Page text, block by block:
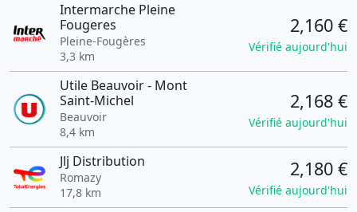
Intermarche Pleine
Fougeres
Pleine-Fougères
3,3 km
2,160 €
Vérifié aujourd'hui
Utile Beauvoir - Mont
Saint-Michel
Beauvoir
8,4 km
2,168 €
Vérifié aujourd'hui
Jlj Distribution
Romazy
17,8 km
2,180 €
Vérifié aujourd'hui